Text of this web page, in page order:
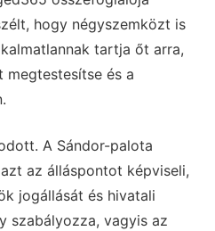
hogy négyszemközt is
tartja őt arra,
megtestesítse és a
A Sándor-palota
az álláspontot képviseli,
jogállását és hivatali
szabályozza, vagyis az